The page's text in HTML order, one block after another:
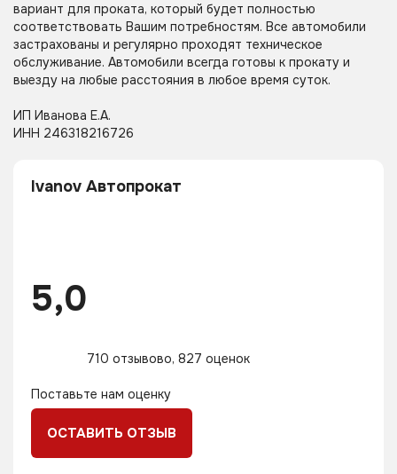
вариант для проката, который будет полностью
соответствовать Вашим потребностям. Все автомобили
застрахованы и регулярно проходят техническое
обслуживание. Автомобили всегда готовы к прокату и
выезду на любые расстояния в любое время суток.
ИП Иванова Е.А.
ИНН 246318216726
Ivanov Автопрокат
5,0
710 отзывово, 827 оценок
Поставьте нам оценку
ОСТАВИТЬ ОТЗЫВ